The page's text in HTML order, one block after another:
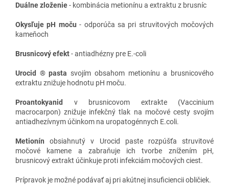
Duálne zloženie- kombinácia metionínu a extraktu z brusníc
Okysľuje pH moču - odporúča sa pri struvitových močových
kameňoch
Brusnicový efekt- antiadhézny pre E.-coli
Urocid ® pasta svojím obsahom metionínu a brusnicového
extraktu znižuje hodnotu pH moču.
Proantokyanid v brusnicovom extrakte (Vaccinium
macrocarpon) znižuje infekčný tlak na močové cesty svojím
antiadhezívnym účinkom na uropatogénnych E.coli.
Metionínobsiahnutý v Urocid paste rozpúšťa struvitové
močové kamene a zabraňuje ich tvorbe znížením pH,
brusnicový extrakt účinkuje proti infekciám močových ciest.
Prípravok je možné podávať aj pri akútnej insuficiencii obličiek.